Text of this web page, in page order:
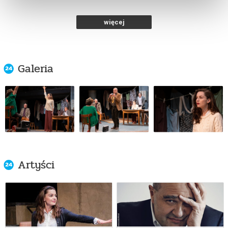
WSPÓLNOTA MIESZKANIOWA
28.10.2026 , g. 19:00
Warszawa
Och-Teatr w Warszawie
WSPÓLNOTA MIESZKANIOWA
29.10.2026 , g. 19:00
Warszawa
więcej
Galeria
Artyści